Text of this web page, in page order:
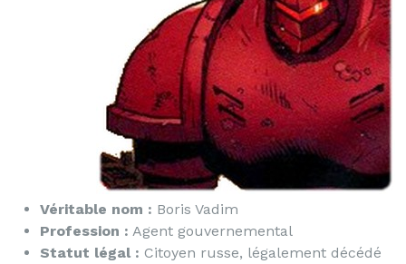
Véritable nom : Boris Vadim
Profession : Agent gouvernemental
Statut légal : Citoyen russe, légalement décédé